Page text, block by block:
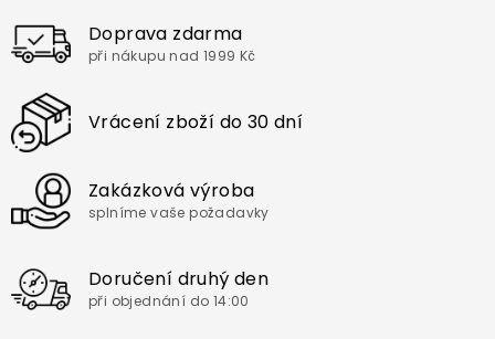
Doprava zdarma
při nákupu nad 1999 Kč
Vrácení zboží do 30 dní
Zakázková výroba
splníme vaše požadavky
Doručení druhý den
při objednání do 14:00